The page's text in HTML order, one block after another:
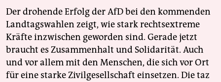
Der drohende Erfolg der AfD bei den kommenden
Landtagswahlen zeigt, wie stark rechtsextreme
Kräfte inzwischen geworden sind. Gerade jetzt
braucht es Zusammenhalt und Solidarität. Auch
und vor allem mit den Menschen, die sich vor Ort
für eine starke Zivilgesellschaft einsetzen. Die taz